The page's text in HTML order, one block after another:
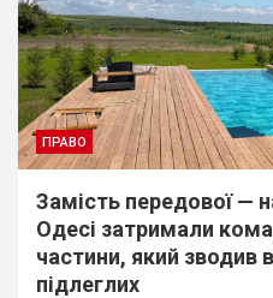
ПРАВО
Замість передової —
Одесі затримали
частини, який зводив
підлеглих